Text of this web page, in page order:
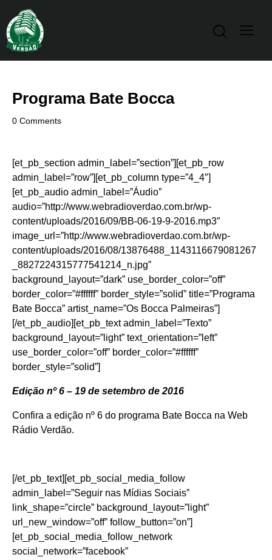
Programa Bate Bocca
0 Comments
[et_pb_section admin_label=”section”][et_pb_row
admin_label=”row”][et_pb_column type=”4_4″]
[et_pb_audio admin_label=”Áudio”
audio=”http://www.webradioverdao.com.br/wp-
content/uploads/2016/09/BB-06-19-9-2016.mp3″
image_url=”http://www.webradioverdao.com.br/wp-
content/uploads/2016/08/13876488_1143116679081267
_8827224315777541214_n.jpg”
background_layout=”dark” use_border_color=”off”
border_color=”#ffffff” border_style=”solid” title=”Programa
Bate Bocca” artist_name=”Os Bocca Palmeiras”]
[/et_pb_audio][et_pb_text admin_label=”Texto”
background_layout=”light” text_orientation=”left”
use_border_color=”off” border_color=”#ffffff”
border_style=”solid”]
Edição nº 6 – 19 de setembro de 2016
Confira a edição nº 6 do programa Bate Bocca na Web
Rádio Verdão.
[/et_pb_text][et_pb_social_media_follow
admin_label=”Seguir nas Mídias Sociais”
link_shape=”circle” background_layout=”light”
url_new_window=”off” follow_button=”on”]
[et_pb_social_media_follow_network
social_network=”facebook”